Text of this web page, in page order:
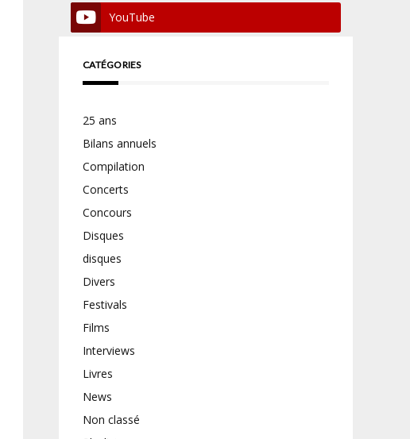
YouTube
CATÉGORIES
25 ans
Bilans annuels
Compilation
Concerts
Concours
Disques
disques
Divers
Festivals
Films
Interviews
Livres
News
Non classé